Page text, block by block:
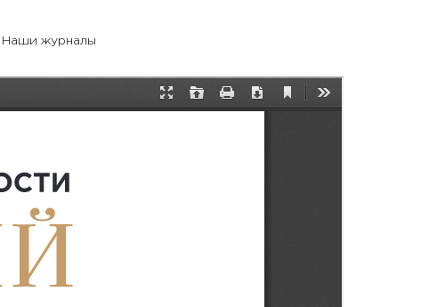
Наши журналы